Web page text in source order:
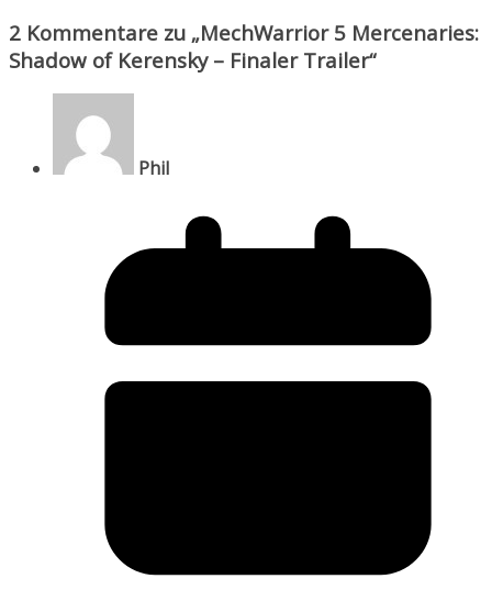
2 Kommentare zu „MechWarrior 5 Mercenaries:
Shadow of Kerensky – Finaler Trailer“
Phil